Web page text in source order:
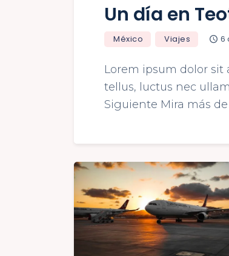
Un día en
México Viajes 6
Lorem ipsum dolor
tellus, luctus nec
Siguiente Mira más